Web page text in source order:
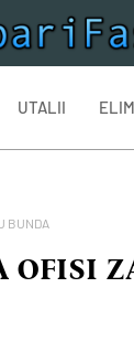
UTALII
BUNDA
OFISI